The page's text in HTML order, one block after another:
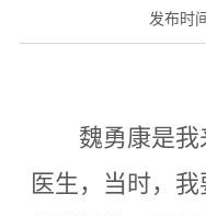
发布时
魏勇康是
医生，当时，